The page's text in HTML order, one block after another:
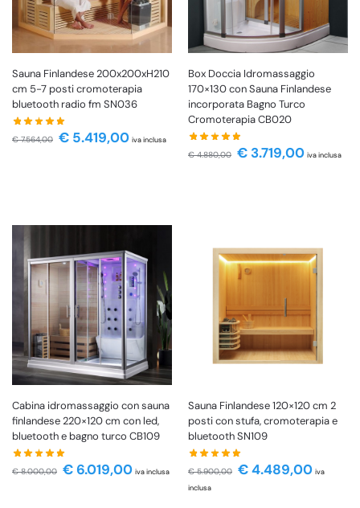
Sauna Finlandese 200x200xH210
cm 5-7 posti cromoterapia
bluetooth radio fm SN036
€7.564,00 € 5.419,00 iva inclusa
Box Doccia Idromassaggio
170×130 con Sauna Finlandese
incorporata Bagno Turco
Cromoterapia CB020
€4.880,00 € 3.719,00 iva inclusa
Cabina idromassaggio con sauna
finlandese 220×120 cm con led,
bluetooth e bagno turco CB109
€8.000,00 €6.019,00 iva inclusa
Sauna Finlandese 120×120 cm 2
posti con stufa, cromoterapia e
bluetooth SN109
€5.900,00 €4.489,00 iva
inclusa